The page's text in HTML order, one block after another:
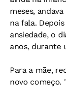
meses,
na fala.
ansiedade, o
anos, durante
Para a mãe,
novo começo.